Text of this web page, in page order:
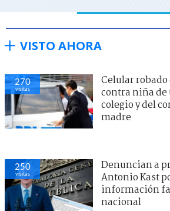
VISTO AHORA
270
visitas
Celular robado
contra niña de
colegio y del
madre
250
visitas
Denuncian a
Antonio Kast
información
nacional